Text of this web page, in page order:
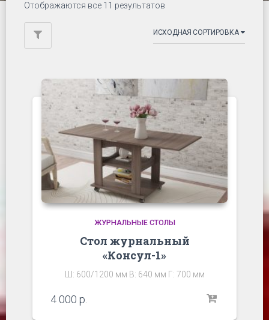
Отображаются все 11 результатов
ЖУРНАЛЬНЫЕ СТОЛЫ
Стол журнальный
«Консул-1»
Ш: 600/1200 мм В: 640 мм Г: 700 мм
4 000 р.